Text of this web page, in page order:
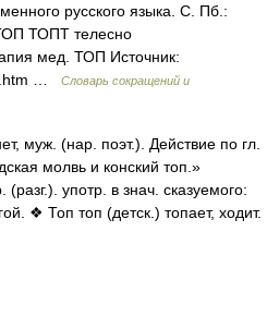
русского языка. С. Пб.:
ТОПТ телесно
мед. ТОП Источник:
…
Словарь сокращений и
муж. (нар. поэт.). Действие по гл.
молвь и конский топ.»
употр. в знач. сказуемого:
❖ Топ топ (детск.) топает, ходит.